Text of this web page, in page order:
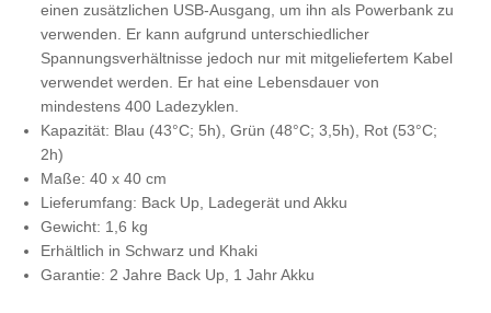
einen zusätzlichen USB-Ausgang, um ihn als Powerbank zu
verwenden. Er kann aufgrund unterschiedlicher
Spannungsverhältnisse jedoch nur mit mitgeliefertem Kabel
verwendet werden. Er hat eine Lebensdauer von
mindestens 400 Ladezyklen.
Kapazität: Blau (43°C; 5h), Grün (48°C; 3,5h), Rot (53°C;
2h)
Maße: 40 x 40 cm
Lieferumfang: Back Up, Ladegerät und Akku
Gewicht: 1,6 kg
Erhältlich in Schwarz und Khaki
Garantie: 2 Jahre Back Up, 1 Jahr Akku